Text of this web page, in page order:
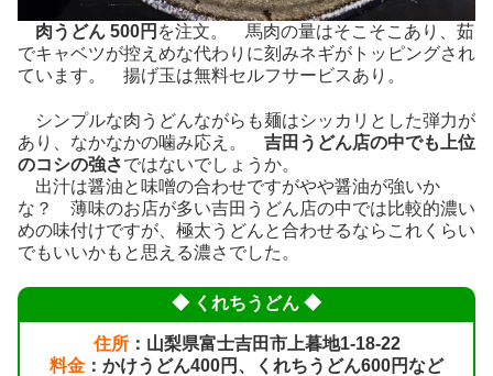
肉うどん 500円 を注文。 馬肉の量はそこそこあり、茹
でキャベツが控えめな代わりに刻みネギがトッピングされ
ています。 揚げ玉は無料セルフサービスあり。
シンプルな肉うどんながらも麺はシッカリとした弾力が
あり、なかなかの噛み応え。 吉田うどん店の中でも上位
のコシの強さではないでしょうか。
出汁は醤油と味噌の合わせですがやや醤油が強いか
な？ 薄味のお店が多い吉田うどん店の中では比較的濃い
めの味付けですが、極太うどんと合わせるならこれくらい
でもいいかもと思える濃さでした。
◆ くれちうどん ◆
住所：山梨県富士吉田市上暮地1-18-22
料金 ：かけうどん400円、くれちうどん600円など